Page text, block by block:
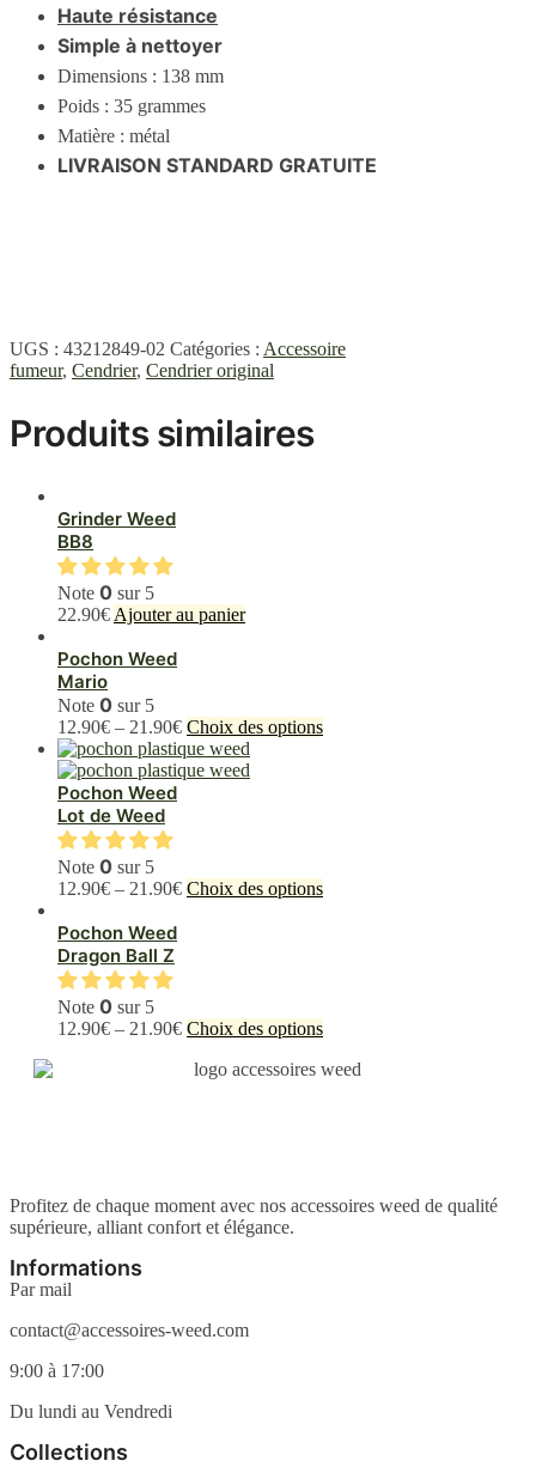
Haute résistance
Simple à nettoyer
Dimensions : 138 mm
Poids : 35 grammes
Matière : métal
LIVRAISON STANDARD GRATUITE
UGS : 43212849-02 Catégories : Accessoire
fumeur, Cendrier, Cendrier original
Produits similaires
Grinder Weed
BB8
Note 0 sur 5
22.90€ Ajouter au panier
Pochon Weed
Mario
Note 0 sur 5
12.90€ – 21.90€ Choix des optionsCe
peuvent
être
produit
Pochon Weed
Lot de Weed
Note 0 sur 5
12.90€ – 21.90€ Choix des optionsCe
options
peuvent
choisies
Pochon Weed
Dragon Ball Z
Note 0 sur 5
12.90€ – 21.90€ Choix des optionsCe
a
être
Profitez de chaque moment avec nos accessoires weed de qualité
supérieure, alliant confort et élégance.
Informations
Par mail
contact@accessoires-weed.com
9:00 à 17:00
Du lundi au Vendredi
Collections